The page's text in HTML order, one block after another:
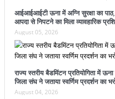
आईआईआईटी ऊना में अग्नि सुरक्षा का पाठ,
आपदा से निपटने का मिला व्यावहारिक
August 05, 2026
राज्य स्तरीय बैडमिंटन प्रतियोगिता में
जिला संघ ने जताया स्वर्णिम प्रदर्शन का
August 04, 2026